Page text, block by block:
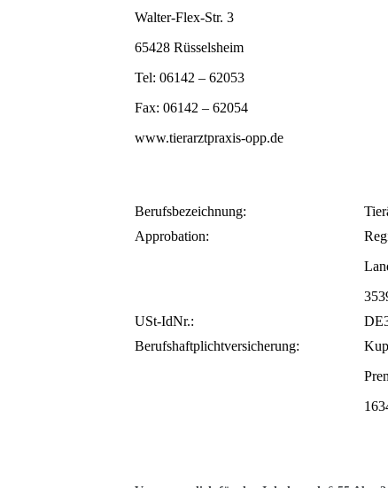
Walter-Flex-Str. 3
65428 Rüsselsheim
Tel: 06142 – 62053
Fax: 06142 – 62054
www.tierarztpraxis-opp.de
Berufsbezeichnung:
Approbation:
USt-IdNr.:
Berufshaftplichtversicherung: